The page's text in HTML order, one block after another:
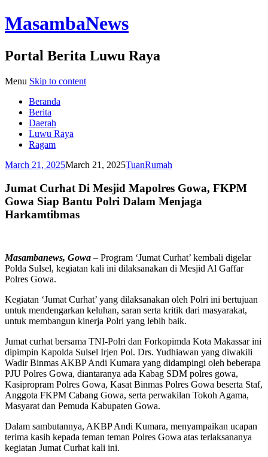
MasambaNews
Portal Berita Luwu Raya
Menu Skip to content
Beranda
Berita
Daerah
Luwu Raya
Ragam
March 21, 2025March 21, 2025TuanRumah
Jumat Curhat Di Mesjid Mapolres Gowa, FKPM
Gowa Siap Bantu Polri Dalam Menjaga
Harkamtibmas
Masambanews, Gowa – Program ‘Jumat Curhat’ kembali digelar
Polda Sulsel, kegiatan kali ini dilaksanakan di Mesjid Al Gaffar
Polres Gowa.
Kegiatan ‘Jumat Curhat’ yang dilaksanakan oleh Polri ini bertujuan
untuk mendengarkan keluhan, saran serta kritik dari masyarakat,
untuk membangun kinerja Polri yang lebih baik.
Jumat curhat bersama TNI-Polri dan Forkopimda Kota Makassar ini
dipimpin Kapolda Sulsel Irjen Pol. Drs. Yudhiawan yang diwakili
Wadir Binmas AKBP Andi Kumara yang didampingi oleh beberapa
PJU Polres Gowa, diantaranya ada Kabag SDM polres gowa,
Kasipropram Polres Gowa, Kasat Binmas Polres Gowa beserta Staf,
Anggota FKPM Cabang Gowa, serta perwakilan Tokoh Agama,
Masyarat dan Pemuda Kabupaten Gowa.
Dalam sambutannya, AKBP Andi Kumara, menyampaikan ucapan
terima kasih kepada teman teman Polres Gowa atas terlaksananya
kegiatan Jumat Curhat kali ini.